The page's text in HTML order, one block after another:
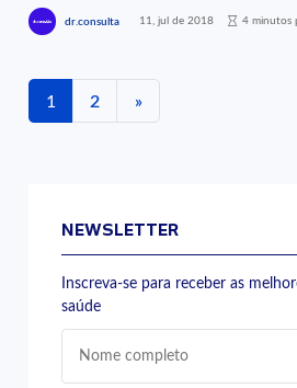
dr.consulta 11, jul de 2018 4 minutos
1 2 »
NEWSLETTER
Inscreva-se para receber as
saúde